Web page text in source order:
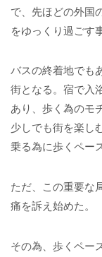
で、先ほどの外国
をゆっくり過ごす
バスの終着地でも
街となる。宿で入
あり、歩く為のモ
少しでも街を楽し
乗る為に歩くペー
ただ、この重要な
痛を訴え始めた。
その為、歩くペー